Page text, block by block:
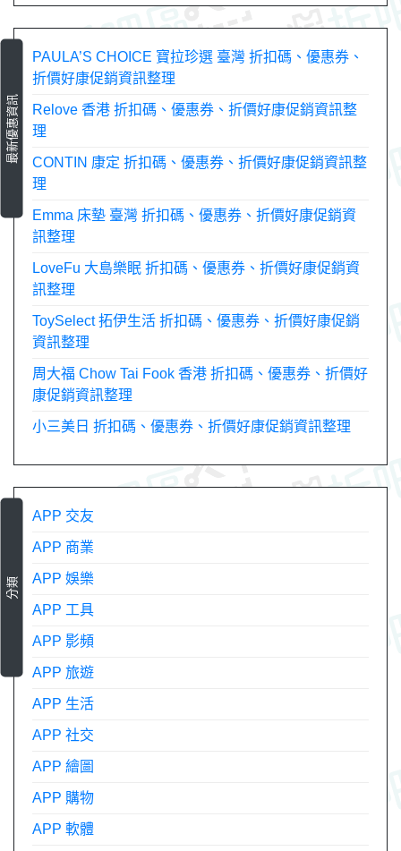
導
最新優惠資訊
PAULA’S CHOICE 寶拉珍選 臺灣 折扣碼、優惠券、
折價好康促銷資訊整理
Relove 香港 折扣碼、優惠券、折價好康促銷資訊整
理
CONTIN 康定 折扣碼、優惠券、折價好康促銷資訊整
理
Emma 床墊 臺灣 折扣碼、優惠券、折價好康促銷資
訊整理
LoveFu 大島樂眠 折扣碼、優惠券、折價好康促銷資
訊整理
ToySelect 拓伊生活 折扣碼、優惠券、折價好康促銷
資訊整理
周大福 Chow Tai Fook 香港 折扣碼、優惠券、折價好
康促銷資訊整理
小三美日 折扣碼、優惠券、折價好康促銷資訊整理
分類
APP 交友
APP 商業
APP 娛樂
APP 工具
APP 影頻
APP 旅遊
APP 生活
APP 社交
APP 繪圖
APP 購物
APP 軟體